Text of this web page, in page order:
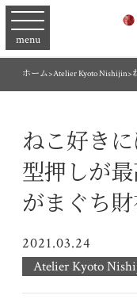
menu
ホーム>Atelier Kyoto Nishijin>
ねこ好き
型押しが
がまぐち財
2021.03.24
Atelier Kyoto